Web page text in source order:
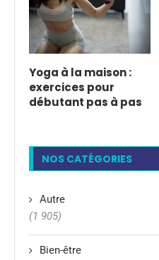
Yoga à la maison :
exercices pour
débutant pas à pas
NOS CATÉGORIES
Autre
(1 905)
Bien-être